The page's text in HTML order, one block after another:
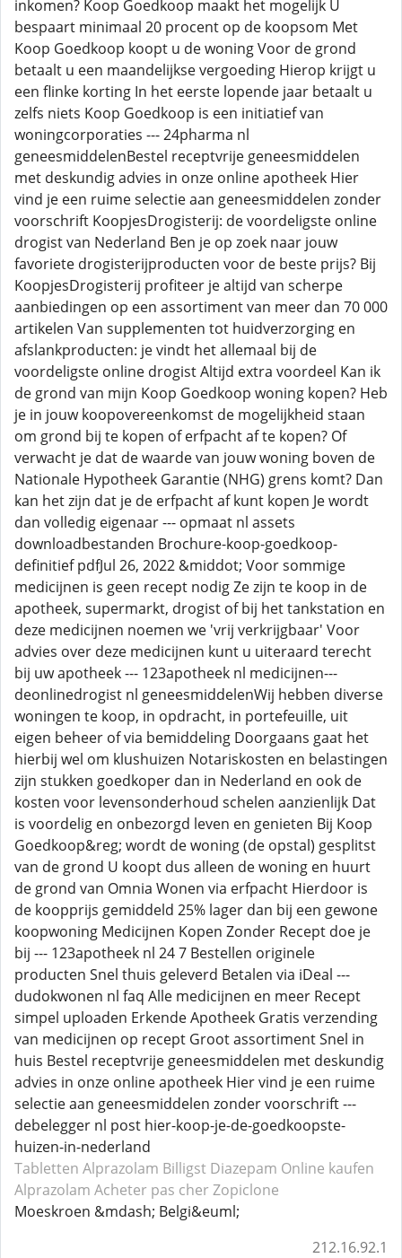
inkomen? Koop Goedkoop maakt het mogelijk U
bespaart minimaal 20 procent op de koopsom Met
Koop Goedkoop koopt u de woning Voor de grond
betaalt u een maandelijkse vergoeding Hierop krijgt u
een flinke korting In het eerste lopende jaar betaalt u
zelfs niets Koop Goedkoop is een initiatief van
woningcorporaties --- 24pharma nl
geneesmiddelenBestel receptvrije geneesmiddelen
met deskundig advies in onze online apotheek Hier
vind je een ruime selectie aan geneesmiddelen zonder
voorschrift KoopjesDrogisterij: de voordeligste online
drogist van Nederland Ben je op zoek naar jouw
favoriete drogisterijproducten voor de beste prijs? Bij
KoopjesDrogisterij profiteer je altijd van scherpe
aanbiedingen op een assortiment van meer dan 70 000
artikelen Van supplementen tot huidverzorging en
afslankproducten: je vindt het allemaal bij de
voordeligste online drogist Altijd extra voordeel Kan ik
de grond van mijn Koop Goedkoop woning kopen? Heb
je in jouw koopovereenkomst de mogelijkheid staan
om grond bij te kopen of erfpacht af te kopen? Of
verwacht je dat de waarde van jouw woning boven de
Nationale Hypotheek Garantie (NHG) grens komt? Dan
kan het zijn dat je de erfpacht af kunt kopen Je wordt
dan volledig eigenaar --- opmaat nl assets
downloadbestanden Brochure-koop-goedkoop-
definitief pdfJul 26, 2022 &middot; Voor sommige
medicijnen is geen recept nodig Ze zijn te koop in de
apotheek, supermarkt, drogist of bij het tankstation en
deze medicijnen noemen we 'vrij verkrijgbaar' Voor
advies over deze medicijnen kunt u uiteraard terecht
bij uw apotheek --- 123apotheek nl medicijnen---
deonlinedrogist nl geneesmiddelenWij hebben diverse
woningen te koop, in opdracht, in portefeuille, uit
eigen beheer of via bemiddeling Doorgaans gaat het
hierbij wel om klushuizen Notariskosten en belastingen
zijn stukken goedkoper dan in Nederland en ook de
kosten voor levensonderhoud schelen aanzienlijk Dat
is voordelig en onbezorgd leven en genieten Bij Koop
Goedkoop&reg; wordt de woning (de opstal) gesplitst
van de grond U koopt dus alleen de woning en huurt
de grond van Omnia Wonen via erfpacht Hierdoor is
de koopprijs gemiddeld 25% lager dan bij een gewone
koopwoning Medicijnen Kopen Zonder Recept doe je
bij --- 123apotheek nl 24 7 Bestellen originele
producten Snel thuis geleverd Betalen via iDeal ---
dudokwonen nl faq Alle medicijnen en meer Recept
simpel uploaden Erkende Apotheek Gratis verzending
van medicijnen op recept Groot assortiment Snel in
huis Bestel receptvrije geneesmiddelen met deskundig
advies in onze online apotheek Hier vind je een ruime
selectie aan geneesmiddelen zonder voorschrift ---
debelegger nl post hier-koop-je-de-goedkoopste-
huizen-in-nederland
Tabletten Alprazolam Billigst Diazepam Online kaufen
Alprazolam Acheter pas cher Zopiclone
Moeskroen &mdash; Belgi&euml;
212.16.92.1